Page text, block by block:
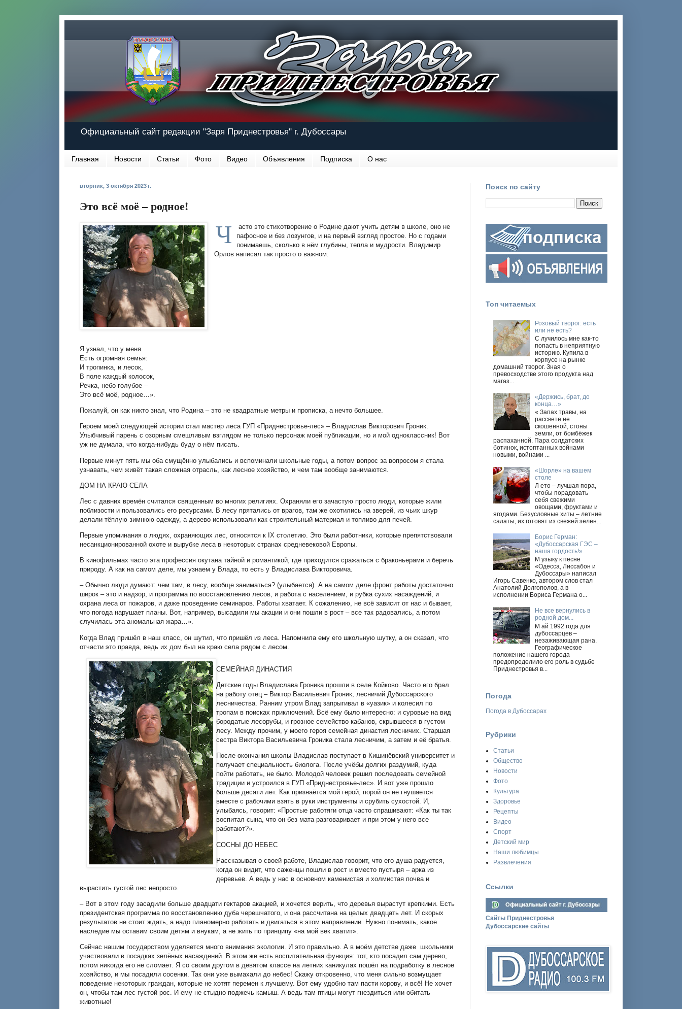
Официальный сайт редакции "Заря Приднестровья" г. Дубоссары
Главная Новости Статьи Фото Видео Объявления Подписка О нас
вторник, 3 октября 2023 г.
Это всё моё – родное!
Ч
асто это стихотворение о Родине дают учить детям в школе, оно не
пафосное и без лозунгов, и на первый взгляд простое. Но с годами
понимаешь, сколько в нём глубины, тепла и мудрости. Владимир
Орлов написал так просто о важном:
Я узнал, что у меня
Есть огромная семья:
И тропинка, и лесок,
В поле каждый колосок,
Речка, небо голубое –
Это всё моё, родное…».
Пожалуй, он как никто знал, что Родина – это не квадратные метры и прописка, а нечто большее.
Героем моей следующей истории стал мастер леса ГУП «Приднестровье-лес» – Владислав Викторович Гроник.
Улыбчивый парень с озорным смешливым взглядом не только персонаж моей публикации, но и мой одноклассник! Вот
уж не думала, что когда-нибудь буду о нём писать.
Первые минут пять мы оба смущённо улыбались и вспоминали школьные годы, а потом вопрос за вопросом я стала
узнавать, чем живёт такая сложная отрасль, как лесное хозяйство, и чем там вообще занимаются.
ДОМ НА КРАЮ СЕЛА
Лес с давних времён считался священным во многих религиях. Охраняли его зачастую просто люди, которые жили
поблизости и пользовались его ресурсами. В лесу прятались от врагов, там же охотились на зверей, из чьих шкур
делали тёплую зимнюю одежду, а дерево использовали как строительный материал и топливо для печей.
Первые упоминания о людях, охраняющих лес, относятся к IX столетию. Это были работники, которые препятствовали
несанкционированной охоте и вырубке леса в некоторых странах средневековой Европы.
В кинофильмах часто эта профессия окутана тайной и романтикой, где приходится сражаться с браконьерами и беречь
природу. А как на самом деле, мы узнаем у Влада, то есть у Владислава Викторовича.
– Обычно люди думают: чем там, в лесу, вообще заниматься? (улыбается). А на самом деле фронт работы достаточно
широк – это и надзор, и программа по восстановлению лесов, и работа с населением, и рубка сухих насаждений, и
охрана леса от пожаров, и даже проведение семинаров. Работы хватает. К сожалению, не всё зависит от нас и бывает,
что погода нарушает планы. Вот, например, высадили мы акации и они пошли в рост – все так радовались, а потом
случилась эта аномальная жара…».
Когда Влад пришёл в наш класс, он шутил, что пришёл из леса. Напомнила ему его школьную шутку, а он сказал, что
отчасти это правда, ведь их дом был на краю села рядом с лесом.
СЕМЕЙНАЯ ДИНАСТИЯ
Детские годы Владислава Гроника прошли в селе Койково. Часто его брал
на работу отец – Виктор Васильевич Гроник, лесничий Дубоссарского
лесничества. Ранним утром Влад запрыгивал в «уазик» и колесил по
тропам в поисках приключений. Всё ему было интересно: и суровые на вид
бородатые лесорубы, и грозное семейство кабанов, скрывшееся в густом
лесу. Между прочим, у моего героя семейная династия лесничих. Старшая
сестра Виктора Васильевича Гроника стала лесничим, а затем и её братья.
После окончания школы Владислав поступает в Кишинёвский университет и
получает специальность биолога. После учёбы долгих раздумий, куда
пойти работать, не было. Молодой человек решил последовать семейной
традиции и устроился в ГУП «Приднестровье-лес». И вот уже прошло
больше десяти лет. Как признаётся мой герой, порой он не гнушается
вместе с рабочими взять в руки инструменты и срубить сухостой. И,
улыбаясь, говорит: «Простые работяги отца часто спрашивают: «Как ты так
воспитал сына, что он без мата разговаривает и при этом у него все
работают?».
СОСНЫ ДО НЕБЕС
Рассказывая о своей работе, Владислав говорит, что его душа радуется,
когда он видит, что саженцы пошли в рост и вместо пустыря – арка из
деревьев. А ведь у нас в основном каменистая и холмистая почва и
вырастить густой лес непросто.
– Вот в этом году засадили больше двадцати гектаров акацией, и хочется верить, что деревья вырастут крепкими. Есть
президентская программа по восстановлению дуба черешчатого, и она рассчитана на целых двадцать лет. И скорых
результатов не стоит ждать, а надо планомерно работать и двигаться в этом направлении. Нужно понимать, какое
наследие мы оставим своим детям и внукам, а не жить по принципу «на мой век хватит».
Сейчас нашим государством уделяется много внимания экологии. И это правильно. А в моём детстве даже школьники
участвовали в посадках зелёных насаждений. В этом же есть воспитательная функция: тот, кто посадил сам дерево,
потом никогда его не сломает. Я со своим другом в девятом классе на летних каникулах пошёл на подработку в лесное
хозяйство, и мы посадили сосенки. Так они уже вымахали до небес! Скажу откровенно, что меня сильно возмущает
поведение некоторых граждан, которые не хотят перемен к лучшему. Вот ему удобно там пасти корову, и всё! Не хочет
он, чтобы там лес густой рос. И ему не стыдно поджечь камыш. А ведь там птицы могут гнездиться или обитать
животные!
Поиск по сайту
Топ читаемых
Розовый творог: есть
или не есть?
С лучилось мне как-то
попасть в неприятную
историю. Купила в
корпусе на рынке
домашний творог. Зная о
превосходстве этого продукта над
магаз...
«Держись, брат, до
конца…»
« Запах травы, на
рассвете не
скошенной, стоны
земли, от бомбёжек
распаханной. Пара солдатских
ботинок, истоптанных войнами
новыми, войнами ...
«Шорле» на вашем
столе
Л ето – лучшая пора,
чтобы порадовать
себя свежими
овощами, фруктами и
ягодами. Безусловные хиты – летние
салаты, их готовят из свежей зелен...
Борис Герман:
«Дубоссарская ГЭС –
наша гордость!»
М узыку к песне
«Одесса, Лиссабон и
Дубоссары» написал
Игорь Савенко, автором слов стал
Анатолий Долгополов, а в
исполнении Бориса Германа о...
Не все вернулись в
родной дом...
М ай 1992 года для
дубоссарцев –
незаживающая рана.
Географическое
положение нашего города
предопределило его роль в судьбе
Приднестровья в...
Погода
Погода в Дубоссарах
Рубрики
Статьи
Общество
Новости
Фото
Культура
Здоровье
Рецепты
Видео
Спорт
Детский мир
Наши любимцы
Развлечения
Ссылки
Сайты Приднестровья
Дубоссарские сайты